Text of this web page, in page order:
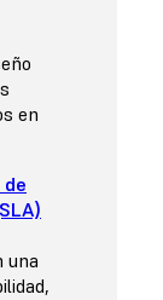
en
una